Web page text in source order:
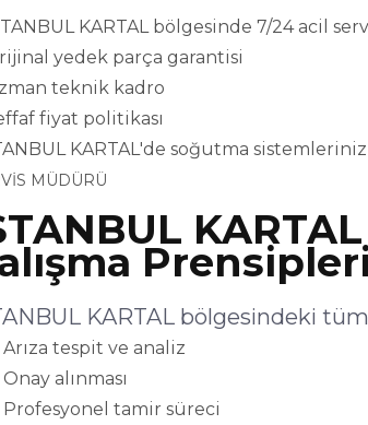
KARTAL bölgesinde 7/24 acil
yedek parça garantisi
teknik kadro
fiyat politikası
KARTAL'de soğutma
MÜDÜRÜ
KARTAL bölgesindeki
Arıza tespit ve analiz
Onay alınması
Profesyonel tamir süreci